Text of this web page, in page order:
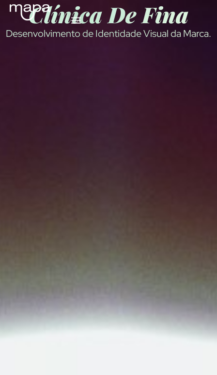
Clínica De Fina
Desenvolvimento de Identidade Visual da Marca.